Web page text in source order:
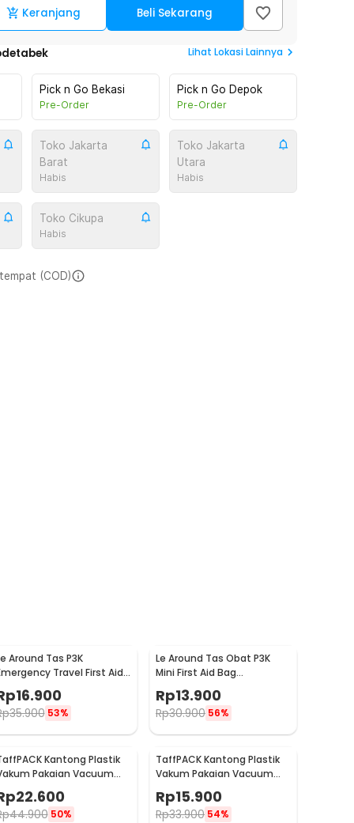
Keranjang Beli Sekarang
Lihat Lokasi Lainnya
Pick n Go Bekasi
Pre-Order
Pick n Go Depok
Pre-Order
Toko Jakarta
Barat
Habis
Toko Jakarta
Utara
Habis
Toko Cikupa
Habis
(COD)
Around Tas P3K
Travel First Aid
Bag Nilon 23.7x13x7.5cm -
16.900
35.900 53%
Le Around Tas Obat P3K
Mini First Aid Bag
Kompartemen Travel -
A3079
Rp13.900
Rp30.900 56%
Kantong Plastik
Pakaian Vacuum
Compression Bag 1 PCS L -
22.600
44.900 50%
TaffPACK Kantong Plastik
Vakum Pakaian Vacuum
80x110cm - YK-1000
Rp15.900
Rp33.900 54%